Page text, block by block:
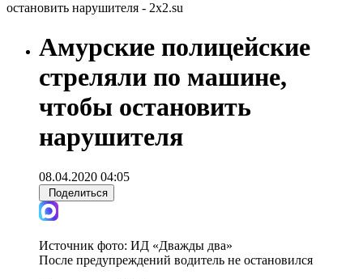
остановить нарушителя - 2x2.su
Амурские полицейские
стреляли по машине,
чтобы остановить
нарушителя
08.04.2020 04:05
Поделиться
Источник фото: ИД «Дважды два»
После предупреждений водитель не остановился